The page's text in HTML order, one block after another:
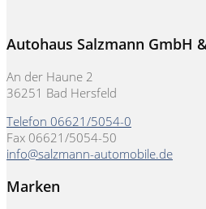
Autohaus Salzmann GmbH
An der Haune 2
36251 Bad Hersfeld
Telefon 06621/5054-0
Fax 06621/5054-50
info@salzmann-automobile.de
Marken